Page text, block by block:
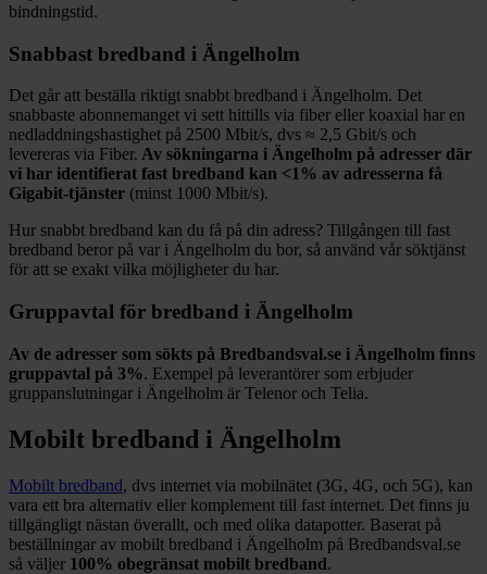
bindningstid.
Snabbast bredband i Ängelholm
Det går att beställa riktigt snabbt bredband i Ängelholm. Det
snabbaste abonnemanget vi sett hittills via fiber eller koaxial har en
nedladdningshastighet på 2500 Mbit/s, dvs ≈ 2,5 Gbit/s och
levereras via Fiber. Av sökningarna i Ängelholm på adresser där
vi har identifierat fast bredband kan <1% av adresserna få
Gigabit-tjänster (minst 1000 Mbit/s).
Hur snabbt bredband kan du få på din adress? Tillgången till fast
bredband beror på var i Ängelholm du bor, så använd vår söktjänst
för att se exakt vilka möjligheter du har.
Gruppavtal för bredband i Ängelholm
Av de adresser som sökts på Bredbandsval.se i Ängelholm finns
gruppavtal på 3%. Exempel på leverantörer som erbjuder
gruppanslutningar i Ängelholm är Telenor och Telia.
Mobilt bredband i Ängelholm
Mobilt bredband, dvs internet via mobilnätet (3G, 4G, och 5G), kan
vara ett bra alternativ eller komplement till fast internet. Det finns ju
tillgängligt nästan överallt, och med olika datapotter. Baserat på
beställningar av mobilt bredband i Ängelholm på Bredbandsval.se
så väljer 100% obegränsat mobilt bredband.